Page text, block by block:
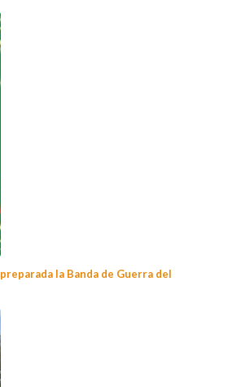
preparada la Banda de Guerra del